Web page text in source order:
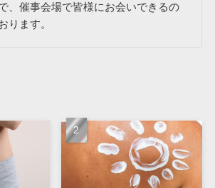
、催事会場で皆様にお会いできるの
ります。